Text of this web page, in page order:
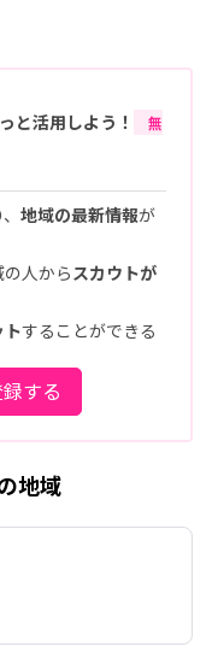
と活用しよう！
無
地域の最新情報が
人から スカウトが
することができる
する
地域